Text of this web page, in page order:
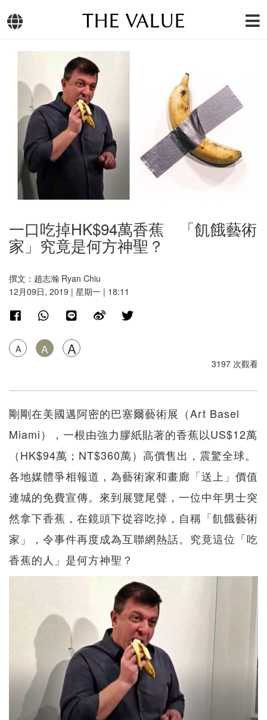
THE VALUE
一口吃掉HK$94萬香蕉 「飢餓藝術
家」究竟是何方神聖？
撰文：趙志瀚 Ryan Chiu
12月09日, 2019 | 星期一 | 18:11
A A A
3197 次觀看
剛剛在美國邁阿密的巴塞爾藝術展（Art Basel
Miami），一根由強力膠紙貼著的香蕉以US$12萬
（HK$94萬；NT$360萬）高價售出，震驚全球。
各地媒體爭相報道，為藝術家和畫廊「送上」價值
連城的免費宣傳。來到展覽尾聲，一位中年男士突
然拿下香蕉，在鏡頭下從容吃掉，自稱「飢餓藝術
家」，令事件再度成為互聯網熱話。究竟這位「吃
香蕉的人」是何方神聖？